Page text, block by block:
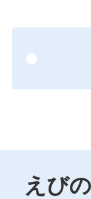
えび